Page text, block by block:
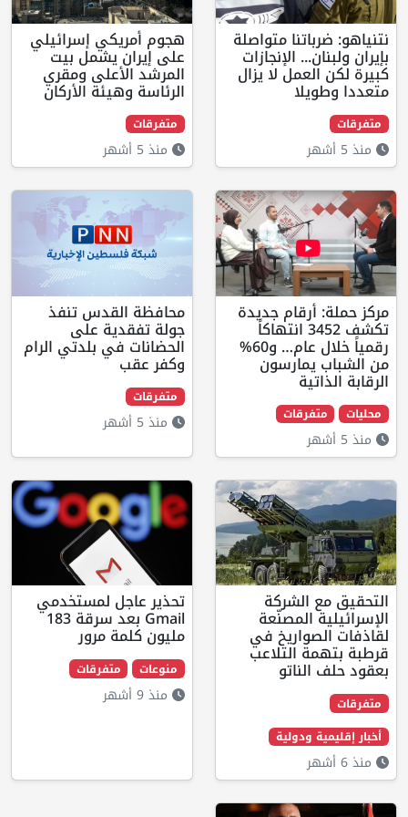
متواصلة
الإنجازات
لا يزال
هجوم أمريكي إسرائيلي
على إيران يشمل بيت
المرشد الأعلى ومقري
الرئاسة وهيئة الأركان
جديدة
تكشف 3452 انتهاكاً
رقمياً خلال عام… و60%
محافظة القدس تنفذ
جولة تفقدية على
الحضانات في بلدتي الرام
وكفر عقب
الشركة
المصنّعة
في
التلاعب
ودولية
تحذير عاجل لمستخدمي
Gmail بعد سرقة 183
مليون كلمة مرور
منوعات متفرقات